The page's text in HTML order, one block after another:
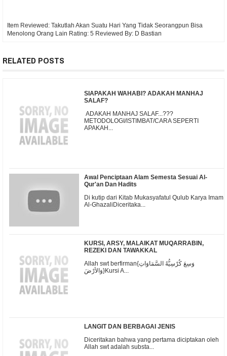
Item Reviewed: Takutlah Akan Suatu Hari Yang Tidak Seorangpun Bisa
Menolong Orang Lain Rating: 5 Reviewed By: D Bastian
RELATED POSTS
SIAPAKAH WAHABI? ADAKAH MANHAJ
SALAF?
ADAKAH MANHAJ SALAF...???
METODOLOGI/ISTIMBAT/CARA SEPERTI
APAKAH...
Awal Penciptaan Alam Semesta Sesuai Al-
Qur'an Dan Hadits
Di kutip dari Kitab Mukasyafatul Qulub Karya Imam
Al-GhazaliDiceritaka...
KURSI, ARSY, MALAIKAT MUQARRABIN,
REZEKI DAN TAWAKKAL
Allah swt berfirman{وَسِعَ كُرْسِيُّهُ السَّمَاوَاتِ
وَالأرْضَ}Kursi A...
LANGIT DAN BERBAGAI JENIS
Diceritakan bahwa yang pertama diciptakan oleh
Allah swt adalah substa...